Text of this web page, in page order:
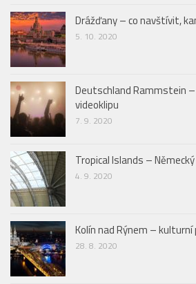
Drážďany – co navštívit,
5. 10. 2020
Deutschland Rammstein
videoklipu
7. 9. 2020
Tropical Islands –
4. 9. 2020
Kolín nad Rýnem – kulturní
28. 8. 2020